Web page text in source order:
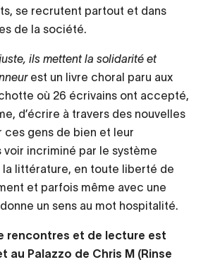
se recrutent partout et dans
de la société.
ils mettent la solidarité et
est un livre choral paru aux
où 26 écrivains ont accepté,
d’écrire à travers des nouvelles
ces gens de bien et leur
incriminé par le système
la littérature, en toute liberté de
et parfois même avec une
un sens au mot hospitalité.
rencontres et de lecture est
au Palazzo de Chris M (Rinse